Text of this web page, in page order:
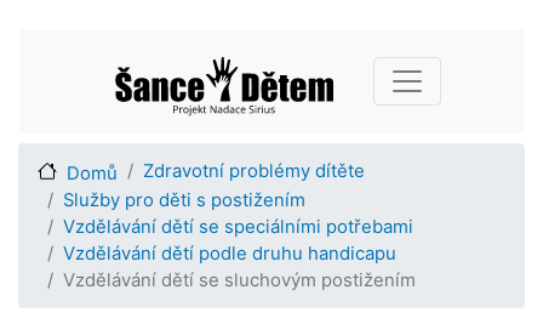
hlavnímu
obsahu
Main navigation
Domů
Zdravotní problémy dítěte
Služby pro děti s postižením
Vzdělávání dětí se speciálními potřebami
Vzdělávání dětí podle druhu handicapu
Vzdělávání dětí se sluchovým postižením